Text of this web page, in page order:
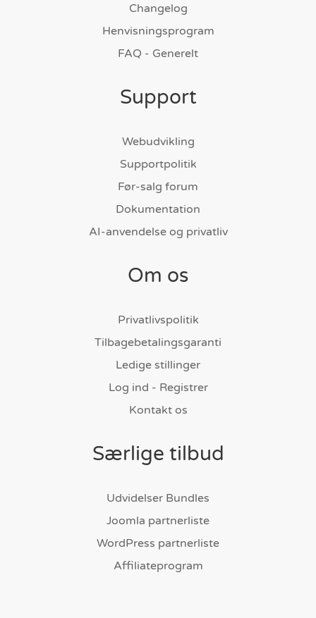
Changelog
Henvisningsprogram
FAQ - Generelt
Support
Webudvikling
Supportpolitik
Før-salg forum
Dokumentation
AI-anvendelse og privatliv
Om os
Privatlivspolitik
Tilbagebetalingsgaranti
Ledige stillinger
Log ind - Registrer
Kontakt os
Særlige tilbud
Udvidelser Bundles
Joomla partnerliste
WordPress partnerliste
Affiliateprogram